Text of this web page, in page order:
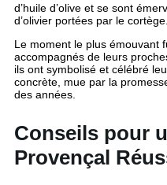
d’huile d’olive et se sont
d’olivier portées par le cortège.
Le moment le plus émouvant
accompagnés de leurs
ils ont symbolisé et célébré
concrète, mue par la
des années.
Conseils pour
Provençal